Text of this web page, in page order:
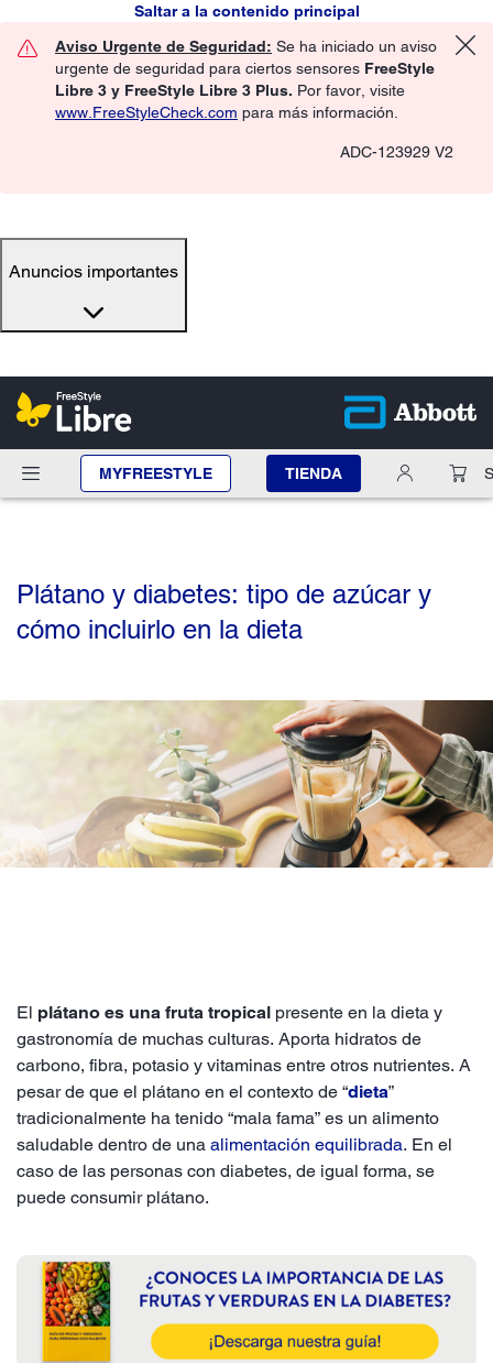
Saltar a la contenido principal
Aviso Urgente de Seguridad: Se ha iniciado un aviso
urgente de seguridad para ciertos sensores FreeStyle
Libre 3 y FreeStyle Libre 3 Plus. Por favor, visite
www.FreeStyleCheck.com para más información.
ADC-123929 V2
Anuncios importantes
MYFREESTYLE TIENDA
Plátano y diabetes: tipo de azúcar y
cómo incluirlo en la dieta
El plátano es una fruta tropical presente en la dieta y
gastronomía de muchas culturas. Aporta hidratos de
carbono, fibra, potasio y vitaminas entre otros nutrientes. A
pesar de que el plátano en el contexto de “dieta”
tradicionalmente ha tenido “mala fama” es un alimento
saludable dentro de una alimentación equilibrada. En el
caso de las personas con diabetes, de igual forma, se
puede consumir plátano.